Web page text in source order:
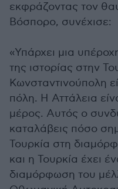
εκφράζοντας τον
Βόσπορο, συνέχισε:
«Υπάρχει μια
της ιστορίας στην
Κωνσταντινούπολη
πόλη. Η Αττάλεια
μέρος. Αυτός ο
καταλάβεις πόσο
Τουρκία στη
και η Τουρκία έχει
διαμόρφωση του